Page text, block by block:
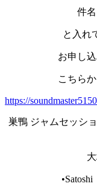
件
と入れ
お申し
こちら
https://
巣鴨 ジャムセッシ